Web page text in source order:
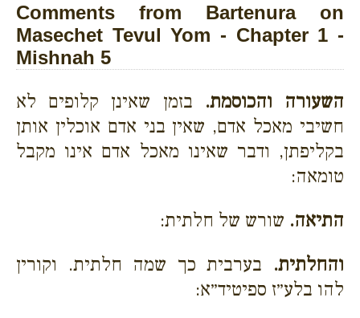
Comments from Bartenura on
Masechet Tevul Yom - Chapter 1 -
Mishnah 5
השעורה והכוסמת. בזמן שאינן קלופים לא
חשיבי מאכל אדם, שאין בני אדם אוכלין אותן
בקליפתן, ודבר שאינו מאכל אדם אינו מקבל
טומאה:
התיאה. שורש של חלתית:
והחלתית. בערבית כך שמה חלתית. וקורין
להו בלע״ז ספיטיד״א: